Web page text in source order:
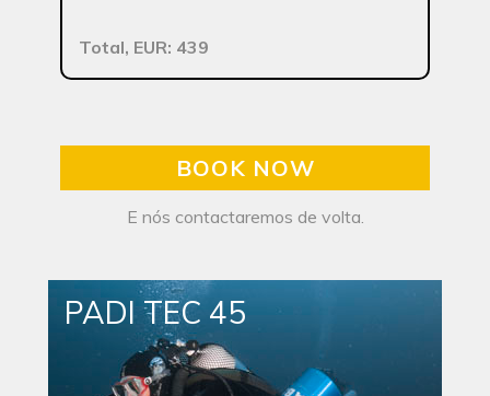
Total, EUR: 439
BOOK NOW
E nós contactaremos de volta.
PADI TEC 45